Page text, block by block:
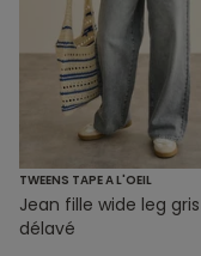
TWEENS TAPE A L'OEIL
Jean fille wide leg gris
délavé